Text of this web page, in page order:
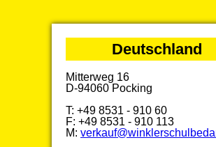
Deutschland
Mitterweg 16
D-94060 Pocking
T: +49 8531 - 910 60
F: +49 8531 - 910 113
M: